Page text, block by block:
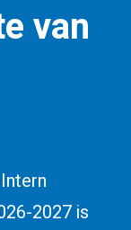
van
2027 is